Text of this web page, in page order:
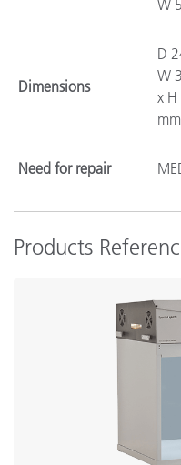
W
Dimensions
D
W
x
mm
Need for repair
Products